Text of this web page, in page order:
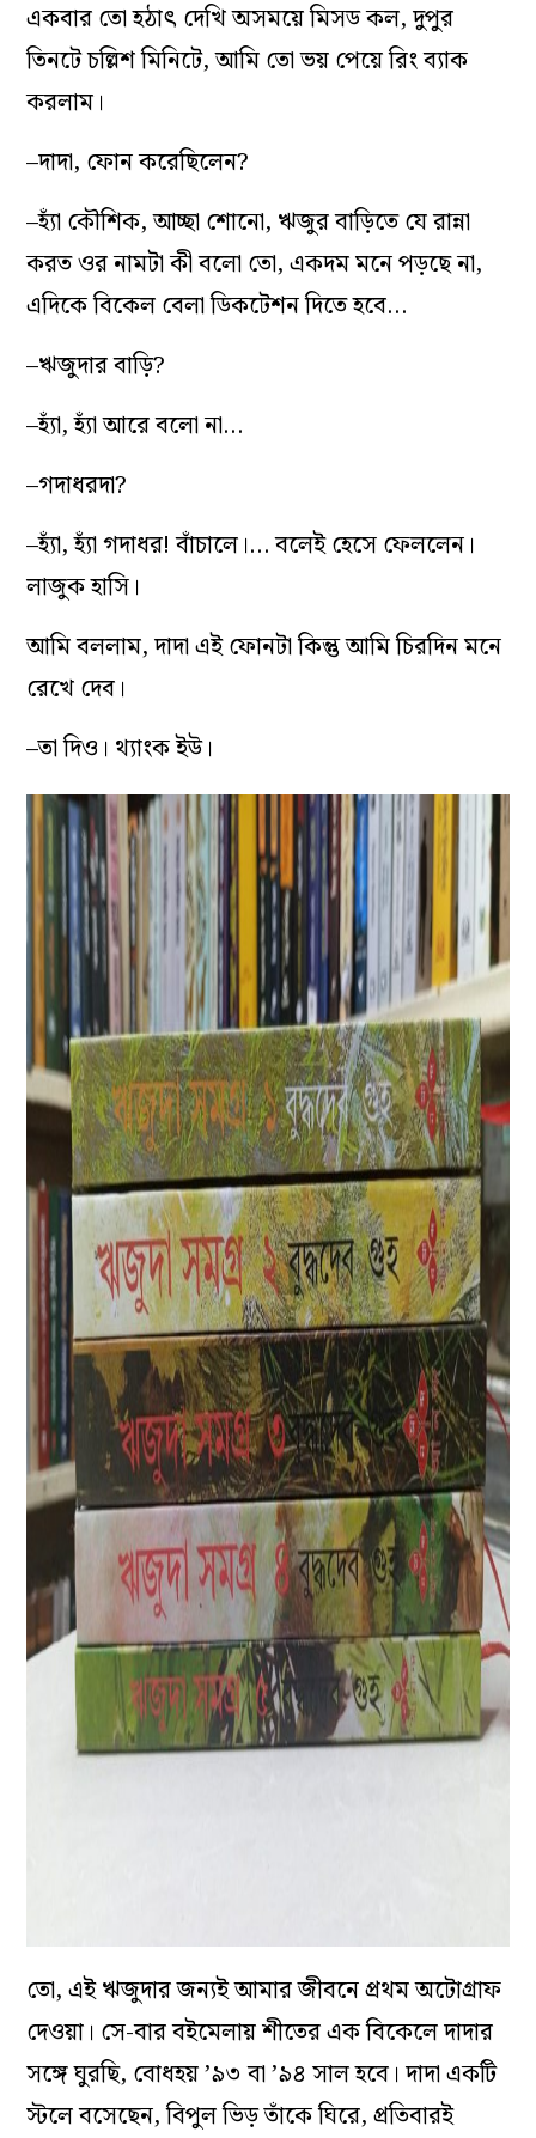
একবার তো হঠাৎ দেখি অসময়ে মিসড কল, দুপুর
তিনটে চল্লিশ মিনিটে, আমি তো ভয় পেয়ে রিং ব্যাক
করলাম।
–দাদা, ফোন করেছিলেন?
–হ্যাঁ কৌশিক, আচ্ছা শোনো, ঋজুর বাড়িতে যে রান্না
করত ওর নামটা কী বলো তো, একদম মনে পড়ছে না,
এদিকে বিকেল বেলা ডিকটেশন দিতে হবে…
–ঋজুদার বাড়ি?
–হ্যাঁ, হ্যাঁ আরে বলো না…
–গদাধরদা?
–হ্যাঁ, হ্যাঁ গদাধর! বাঁচালে।… বলেই হেসে ফেললেন।
লাজুক হাসি।
আমি বললাম, দাদা এই ফোনটা কিন্তু আমি চিরদিন মনে
রেখে দেব।
–তা দিও। থ্যাংক ইউ।
তো, এই ঋজুদার জন্যই আমার জীবনে প্রথম অটোগ্রাফ
দেওয়া। সে-বার বইমেলায় শীতের এক বিকেলে দাদার
সঙ্গে ঘুরছি, বোধহয় ’৯৩ বা ’৯৪ সাল হবে। দাদা একটি
স্টলে বসেছেন, বিপুল ভিড় তাঁকে ঘিরে, প্রতিবারই